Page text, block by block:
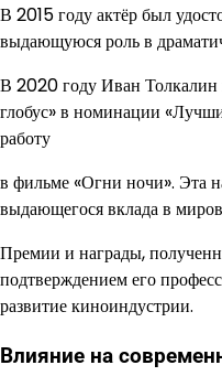
В 2015 году актёр был
выдающуюся роль в
В 2020 году Иван Толкалин
глобус» в номинации
работу
в фильме «Огни ночи». Эта
выдающегося вклада в
Премии и награды,
подтверждением его
развитие киноиндустрии.
Влияние на